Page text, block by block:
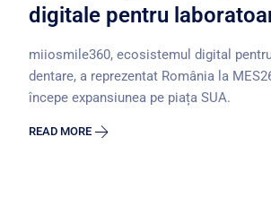
digitale pentru
miiosmile360, ecosistemul digital
dentare, a reprezentat România la
începe expansiunea pe piața SUA.
READ MORE